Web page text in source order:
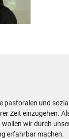
pastoralen und
Zeit einzugehen.
wir durch
erfahrbar machen.